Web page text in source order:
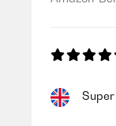
Super